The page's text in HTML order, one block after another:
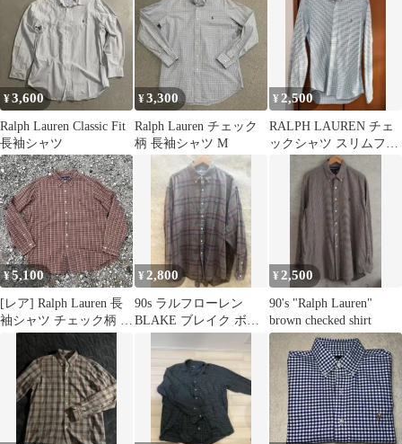
¥3,600
Ralph Lauren Classic Fit
長袖シャツ
¥3,300
Ralph Lauren チェック
柄 長袖シャツ M
¥ 2,500
RALPH LAUREN チェ
ックシャツ スリムフィ
¥5,100
[レア] Ralph Lauren 長
袖シャツ チェック柄 ボ
タンダウン 古着
¥2,800
90s ラルフローレン
BLAKE ブレイク ボタ
ンダウンシャツ チェッ
ク XL
¥2,500
90's "Ralph Lauren"
brown checked shirt